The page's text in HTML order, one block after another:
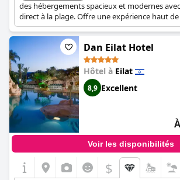
des hébergements spacieux et modernes
direct à la plage. Offre une expérience haut
centre de spa, une cuisine gastronomique et
confort et la relaxation dans un emplacement
Dan Eilat Hotel
Hôtel à Eilat
8,9 Excellent
Voir les disponibilités
$